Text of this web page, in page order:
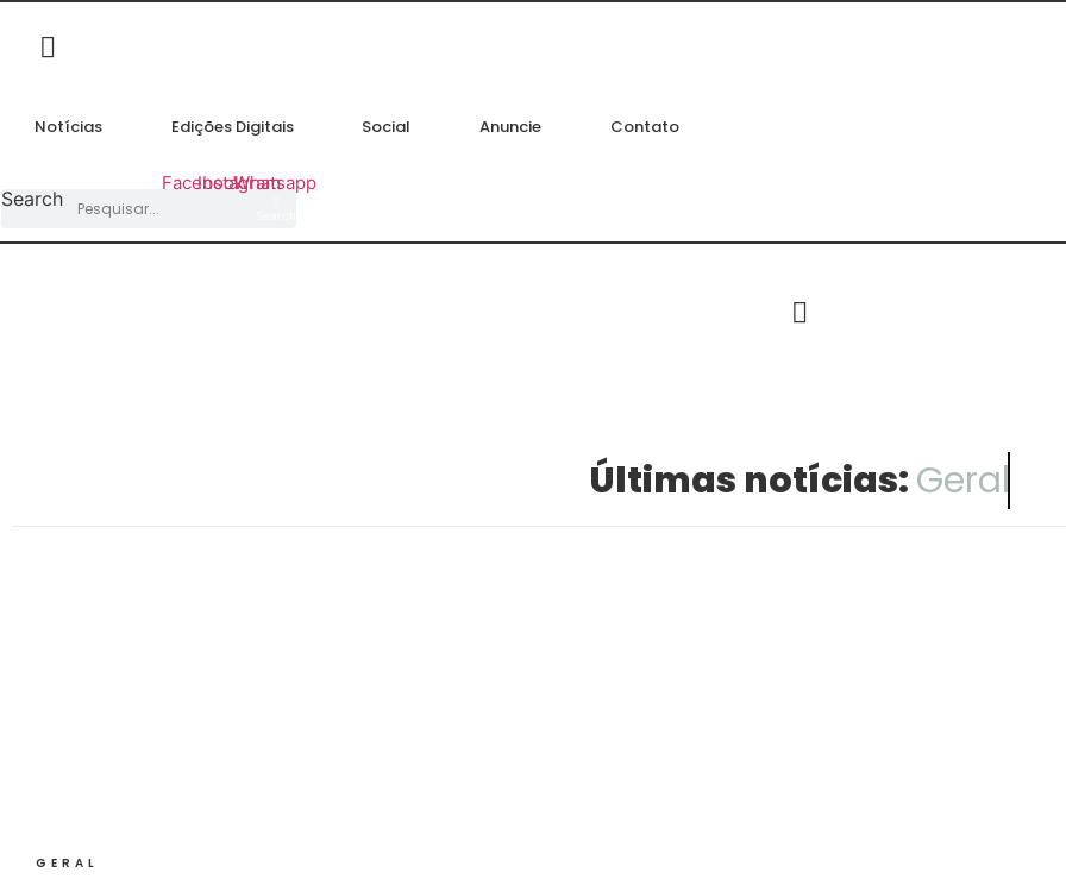
Notícias Edições Digitais Social Anuncie Contato
Facebook
Instagram
Whatsapp
Search
Últimas notícias:Geral
GERAL